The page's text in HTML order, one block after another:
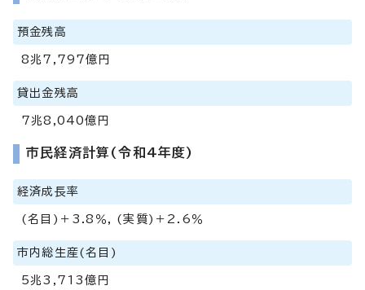
預金残高
8兆7,797億円
貸出金残高
7兆8,040億円
市民経済計算(令和4年度)
経済成長率
(名目)＋3.8％, (実質)＋2.6％
市内総生産(名目)
5兆3,713億円